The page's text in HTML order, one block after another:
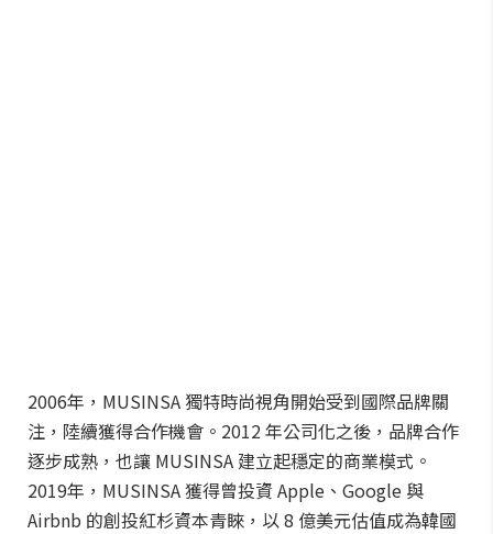
2006年，MUSINSA 獨特時尚視角開始受到國際品牌關
注，陸續獲得合作機會。2012 年公司化之後，品牌合作
逐步成熟，也讓 MUSINSA 建立起穩定的商業模式。
2019年，MUSINSA 獲得曾投資 Apple、Google 與
Airbnb 的創投紅杉資本青睞，以 8 億美元估值成為韓國